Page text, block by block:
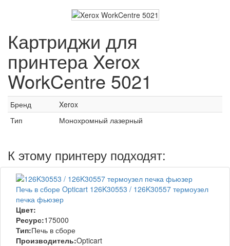
Картриджи для
принтера Xerox
WorkCentre 5021
Бренд
Xerox
Тип
Монохромный лазерный
К этому принтеру подходят:
Печь в сборе Opticart 126K30553 / 126K30557 термоузел
печка фьюзер
Цвет:
Ресурс:175000
Тип:Печь в сборе
Производитель:Opticart